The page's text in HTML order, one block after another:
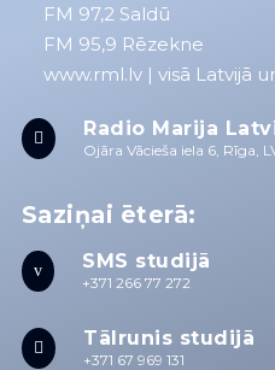
FM 97,2 Saldū
FM 95,9 Rēzekne
www.rml.lv| visā Latvijā
 Radio Marija
Ojāra Vācieša iela 6, Rīga,
Saziņai ēterā:
v SMS studijā
+371 266 77 272
 Tālrunis studijā
+371 67 969 131